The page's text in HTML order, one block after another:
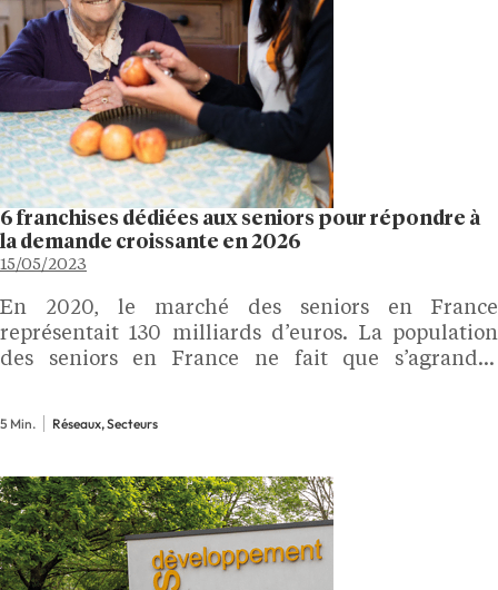
6 franchises dédiées aux seniors pour répondre à
la demande croissante en 2026
15/05/2023
En 2020, le marché des seniors en France
représentait 130 milliards d’euros. La population
des seniors en France ne fait que s’agrandir,
plus. Selon l’INSEE, les personnes âgées
représenteront 32% de la…
5 Min. Réseaux, Secteurs